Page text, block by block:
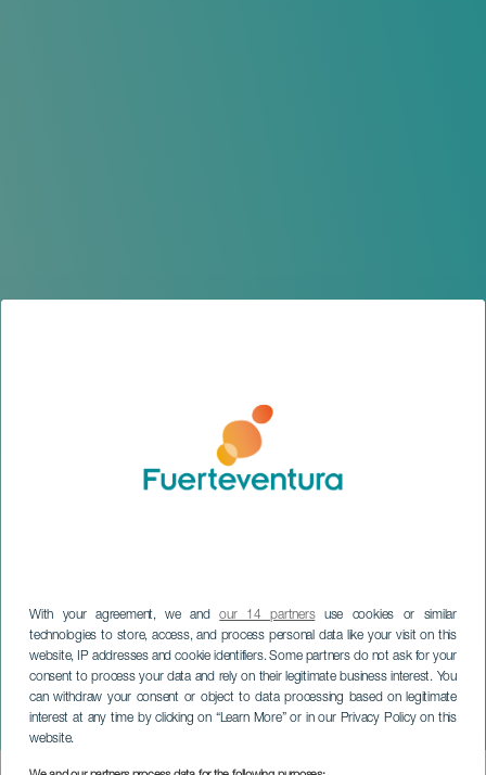
With your agreement, we andour 14 partnersuse cookies or similar
technologies to store, access, and process personal data like your visit on this
website, IP addresses and cookie identifiers. Some partners do not ask for your
consent to process your data and rely on their legitimate business interest. You
can withdraw your consent or object to data processing based on legitimate
interest at any time by clicking on “Learn More” or in our Privacy Policy on this
website.
Fuerteventura, l'île des
histoires : atelier pour
enfants
FUERTEVENTURA